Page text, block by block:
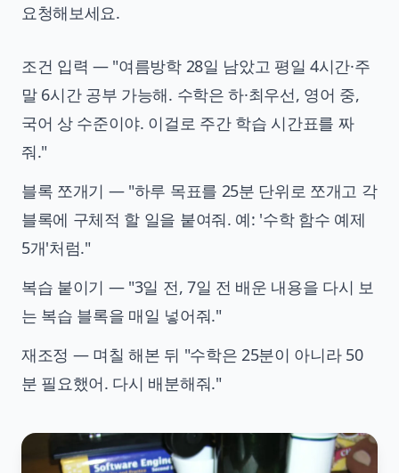
요청해보세요.
조건 입력 — "여름방학 28일 남았고 평일 4시간·주
말 6시간 공부 가능해. 수학은 하·최우선, 영어 중,
국어 상 수준이야. 이걸로 주간 학습 시간표를 짜
줘."
블록 쪼개기 — "하루 목표를 25분 단위로 쪼개고 각
블록에 구체적 할 일을 붙여줘. 예: '수학 함수 예제
5개'처럼."
복습 붙이기 — "3일 전, 7일 전 배운 내용을 다시 보
는 복습 블록을 매일 넣어줘."
재조정 — 며칠 해본 뒤 "수학은 25분이 아니라 50
분 필요했어. 다시 배분해줘."